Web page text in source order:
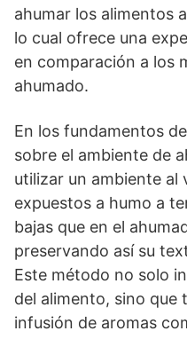
ahumar los alimentos
lo cual ofrece una
en comparación a los
ahumado.
En los fundamentos
sobre el ambiente de
utilizar un ambiente al
expuestos a humo a
bajas que en el
preservando así su
Este método no solo
del alimento, sino que
infusión de aromas